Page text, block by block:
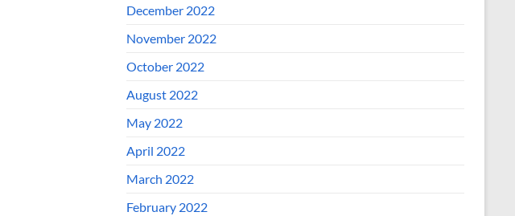
December 2022
November 2022
October 2022
August 2022
May 2022
April 2022
March 2022
February 2022